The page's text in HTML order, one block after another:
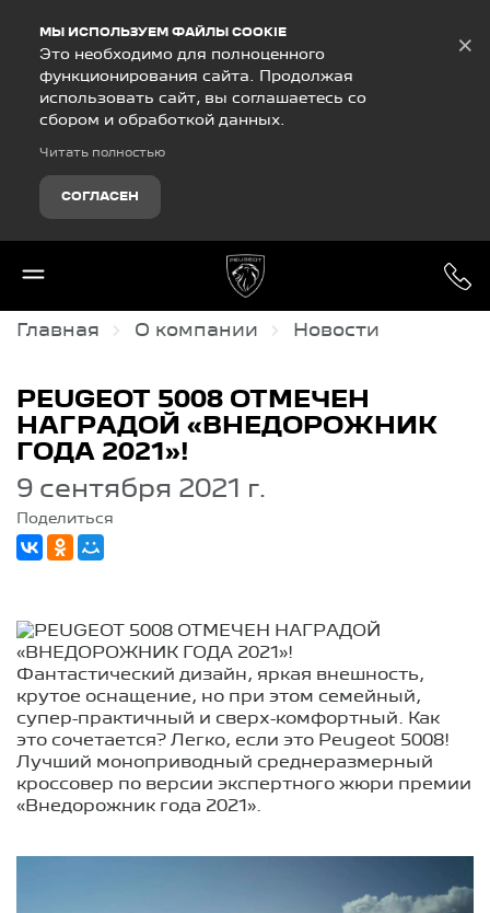
МЫ ИСПОЛЬЗУЕМ ФАЙЛЫ COOKIE
Это необходимо для полноценного
функционирования сайта. Продолжая
использовать сайт, вы соглашаетесь со
сбором и обработкой данных.
Читать полностью
СОГЛАСЕН
×
Главная О компании Новости
PEUGEOT 5008 ОТМЕЧЕН
НАГРАДОЙ «ВНЕДОРОЖНИК
ГОДА 2021»!
9 сентября 2021 г.
Поделиться
Фантастический дизайн, яркая внешность,
крутое оснащение, но при этом семейный,
супер-практичный и сверх-комфортный. Как
это сочетается? Легко, если это Peugeot 5008!
Лучший моноприводный среднеразмерный
кроссовер по версии экспертного жюри премии
«Внедорожник года 2021».